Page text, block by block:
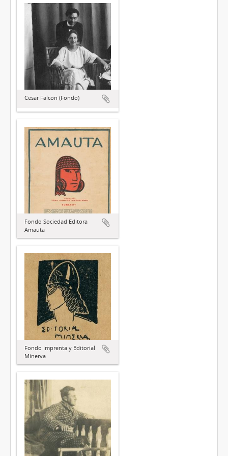
César Falcón (Fondo)
Fondo Sociedad Editora
Amauta
Fondo Imprenta y Editorial
Minerva